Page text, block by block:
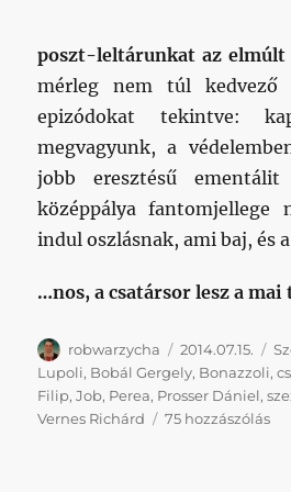
poszt-leltárunkat az elmúlt
mérleg nem túl kedvező
epizódokat tekintve:
megvagyunk, a
jobb eresztésű
középpálya fantomjellege
indul oszlásnak, ami baj, és
…nos, a csatársor lesz a mai
Szerző
robwarzycha Közzétéve
2014.07.15.
Lupoli, Bobál Gergely, Bonazzoli,
Filip,Job, Perea, Prosser Dániel,
Vernes Richárd
75 hozzászólás